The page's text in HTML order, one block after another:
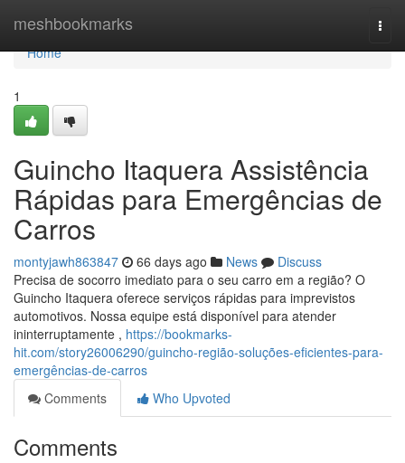
meshbookmarks
Home
Home
1
Guincho Itaquera Assistência
Rápidas para Emergências de
Carros
montyjawh863847 66 days ago News
Discuss
Precisa de socorro imediato para o seu carro em a região? O
Guincho Itaquera oferece serviços rápidas para imprevistos
automotivos. Nossa equipe está disponível para atender
ininterruptamente , https://bookmarks-
hit.com/story26006290/guincho-região-soluções-eficientes-para-
emergências-de-carros
Comments
Who Upvoted
Comments